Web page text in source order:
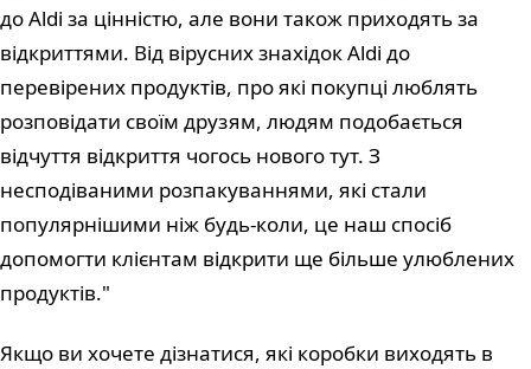
до Aldi за цінністю, але вони також приходять за
відкриттями. Від вірусних знахідок Aldi до
перевірених продуктів, про які покупці люблять
розповідати своїм друзям, людям подобається
відчуття відкриття чогось нового тут. З
несподіваними розпакуваннями, які стали
популярнішими ніж будь-коли, це наш спосіб
допомогти клієнтам відкрити ще більше улюблених
продуктів."
Якщо ви хочете дізнатися, які коробки виходять в